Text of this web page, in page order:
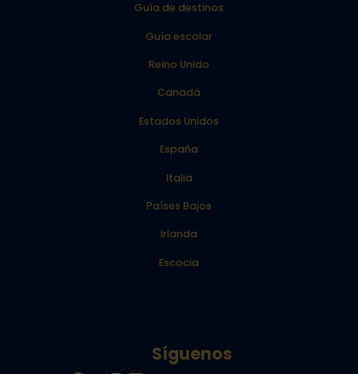
Guía de destinos
Guía escolar
Reino Unido
Canadá
Estados Unidos
España
Italia
Países Bajos
Irlanda
Escocia